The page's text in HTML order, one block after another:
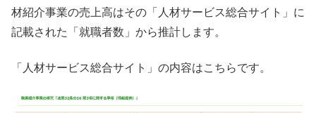
材紹介事業の売上高はその「人材サービス総合サイト」に
記載された「就職者数」から推計します。
「人材サービス総合サイト」の内容はこちらです。